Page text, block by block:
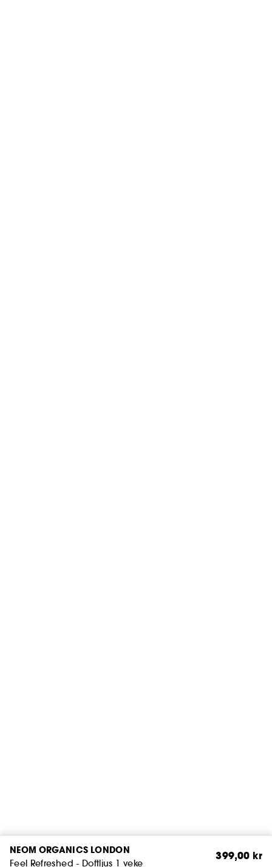
NEOM ORGANICS LONDON
Feel Refreshed - Doftljus 1 veke
399,00 kr